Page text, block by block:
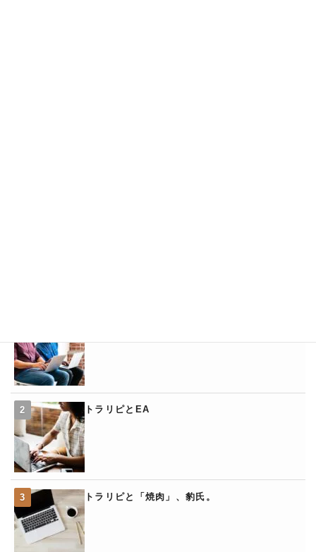
トラリピとEA
トラリピと「焼肉」、豹氏。